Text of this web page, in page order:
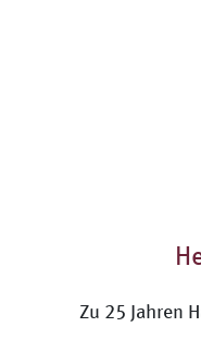
Zu 25 Jahren